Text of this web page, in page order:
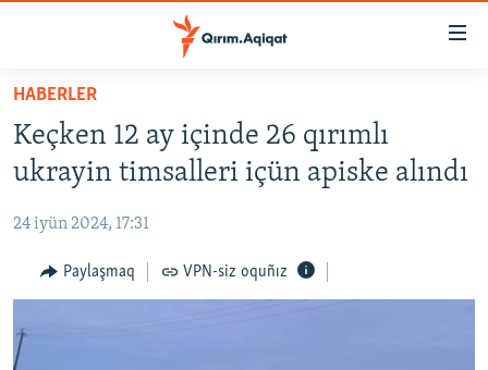
Esas
qaytmaq
Baş
navigatsiyağa
qaytmaq
qaytmaq
HABERLER
SİYASET
İQTİSADİYAT
CEMİYET
MEDENİYET
VİDEO
HABERLER
Keçken 12 ay içinde 26 qırımlı
ukrayin timsalleri içün apiske alındı
24 iyün 2024, 17:31
Paylaşmaq VPN-siz oquñız